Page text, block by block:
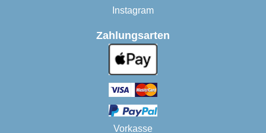
Instagram
Zahlungsarten
Vorkasse